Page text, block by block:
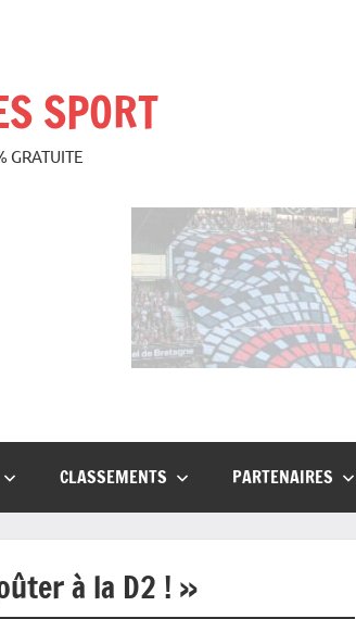
SPORT
GRATUITE
CLASSEMENTS PARTENAIRES
à la D2 ! »